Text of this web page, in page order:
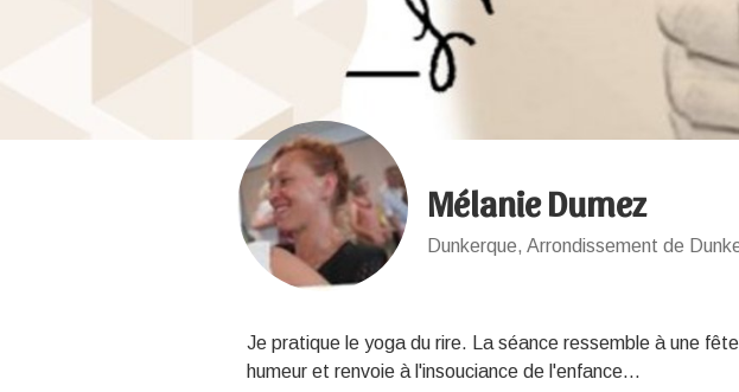
Mélanie Dumez
Dunkerque, Arrondissement de
Je pratique le yoga du rire. La séance ressemble à une
humeur et renvoie à l'insouciance de l'enfance…